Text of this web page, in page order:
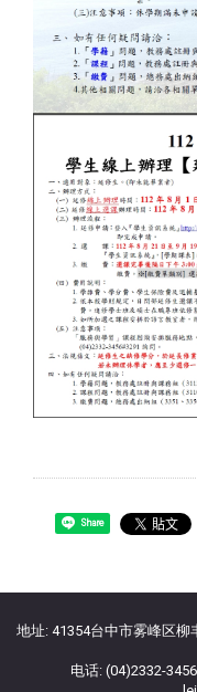
Share
地址: 41354台中市雾峰区
电话: (04)2332-